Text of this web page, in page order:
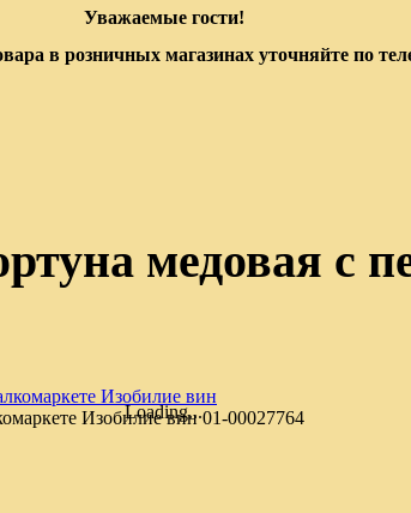
Уважаемые гости!
в розничных магазинах уточняйте по
медовая с
Loading...
Изобилие вин 01-00027764